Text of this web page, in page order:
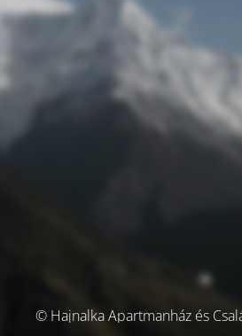
© Hajnalka Apartmanház és